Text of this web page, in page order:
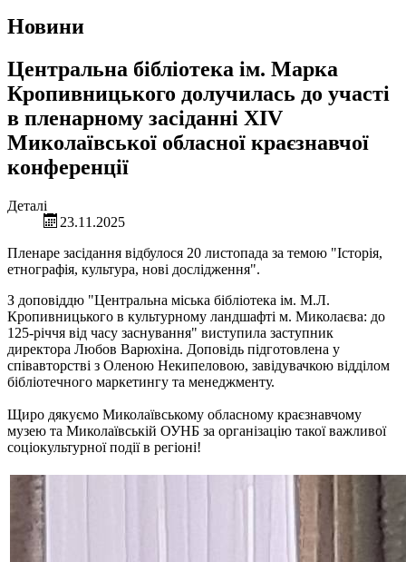
Новини
Центральна бібліотека ім. Марка
Кропивницького долучилась до участі
в пленарному засіданні XIV
Миколаївської обласної краєзнавчої
конференції
Деталі
23.11.2025
Пленаре засідання відбулося 20 листопада за темою "Історія,
етнографія, культура, нові дослідження".
З доповіддю "Центральна міська бібліотека ім. М.Л.
Кропивницького в культурному ландшафті м. Миколаєва: до
125-річчя від часу заснування" виступила заступник
директора Любов Варюхіна. Доповідь підготовлена у
співавторстві з Оленою Некипеловою, завідувачкою відділом
бібліотечного маркетингу та менеджменту.
Щиро дякуємо Миколаївському обласному краєзнавчому
музею та Миколаївській ОУНБ за організацію такої важливої
соціокультурної події в регіоні!